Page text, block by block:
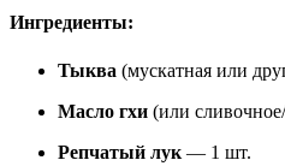
Ингредиенты:
Тыква (мускатная или
Масло гхи (или
Репчатый лук — 1 шт.